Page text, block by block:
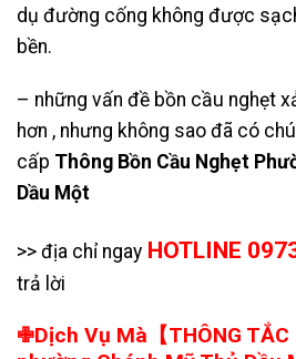
dụ đường cống không được
bền.
– những vấn đề bồn cầu nghẹt
hơn , nhưng không sao đã có
cấp Thông Bồn Cầu Nghẹt
Dầu Một
>> địa chỉ ngay HOTLINE
trả lời
✙Dịch Vụ Mà【THÔNG TẮC